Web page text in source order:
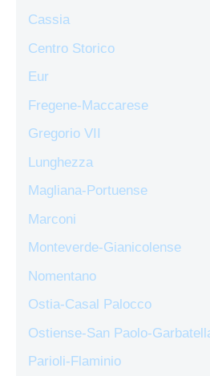
Cassia
Centro Storico
Eur
Fregene-Maccarese
Gregorio VII
Lunghezza
Magliana-Portuense
Marconi
Monteverde-Gianicolense
Nomentano
Ostia-Casal Palocco
Ostiense-San Paolo-
Parioli-Flaminio